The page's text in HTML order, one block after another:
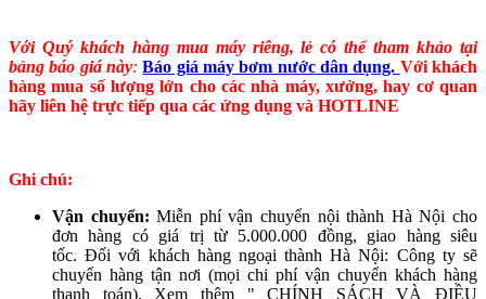
Với Quý khách hàng mua máy riêng, lẻ có thể tham khảo tại
bảng báo giá này:Báo giá máy bơm nước dân dụng. Với khách
hàng mua số lượng lớn cho các nhà máy, xưởng, hay cơ quan
hãy liên hệ trực tiếp qua các ứng dụng và HOTLINE
Ghi chú:
Vận chuyển: Miễn phí vận chuyển nội thành Hà Nội cho
đơn hàng có giá trị từ 5.000.000 đồng, giao hàng siêu
tốc. Đối với khách hàng ngoại thành Hà Nội: Công ty sẽ
chuyển hàng tận nơi (mọi chi phí vận chuyển khách hàng
thanh toán). Xem thêm " CHÍNH SÁCH VÀ ĐIỀU